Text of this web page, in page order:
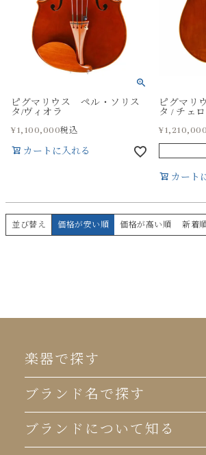
ピグマリウス ペル・ソリス
タ/ヴィオラ
¥1,100,000税込
カートに入れる
ピグマリ
タ / チェロ
¥1,210,000
カート
並び替え 価格が安い順 価格が高い順 新着順
楽器で探す
ブランド名で探す
ブランドについて知る